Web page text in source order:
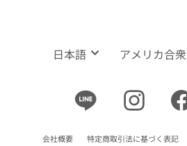
言
日本語
通
アメリカ合
Instagram
会社概要 特定商取引法に基づく表記